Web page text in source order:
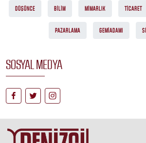
DÜŞÜNCE BILIM MIMARLIK TICARET
PAZARLAMA GEMIADAMI
SOSYAL MEDYA